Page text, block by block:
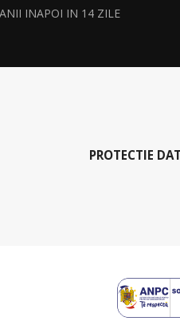
INAPOI IN 14 ZILE
PROTECTIE